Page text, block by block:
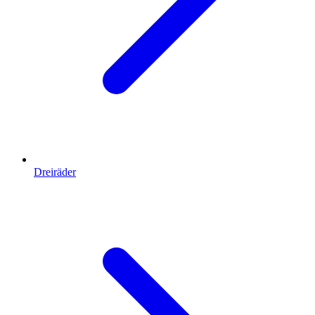
Dreiräder